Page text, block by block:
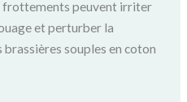
frottements peuvent irriter
et perturber la
souples en coton